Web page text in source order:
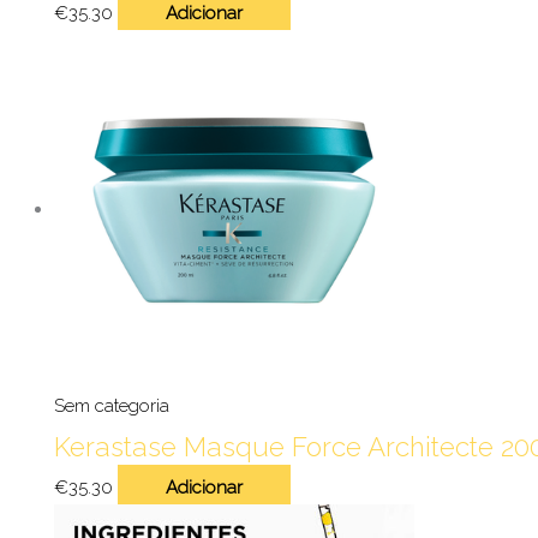
€35.30 Adicionar
Sem categoria
Kerastase Masque Force Architecte
€35.30 Adicionar